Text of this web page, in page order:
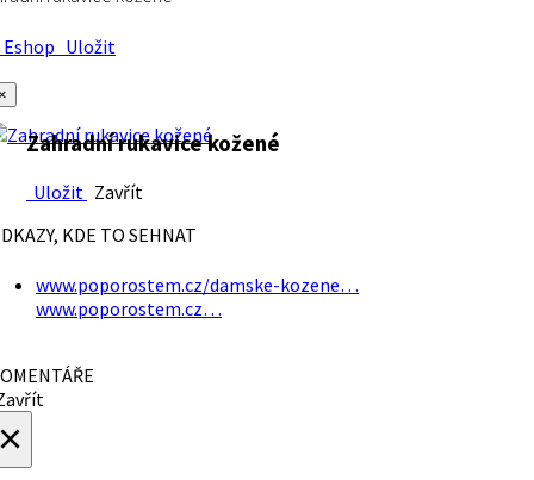
Uložit
Zahradní rukavice kožené
Uložit Zavřít
KDE TO SEHNAT
www.poporostem.cz/damske-kozene…
www.poporostem.cz…